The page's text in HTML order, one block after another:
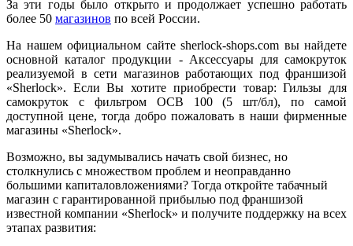
За эти годы было открыто и продолжает успешно работать
более 50 магазинов по всей России.
На нашем официальном сайте sherlock-shops.com вы найдете
основной каталог продукции - Аксессуары для самокруток
реализуемой в сети магазинов работающих под франшизой
«Sherlock». Если Вы хотите приобрести товар: Гильзы для
самокруток с фильтром OCB 100 (5 шт/бл), по самой
доступной цене, тогда добро пожаловать в наши фирменные
магазины «Sherlock».
Возможно, вы задумывались начать свой бизнес, но
столкнулись с множеством проблем и неоправданно
большими капиталовложениями? Тогда откройте табачный
магазин с гарантированной прибылью под франшизой
известной компании «Sherlock» и получите поддержку на всех
этапах развития: